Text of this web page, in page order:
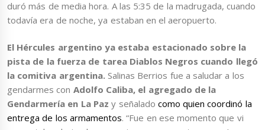
duró más de media hora. A las 5:35 de la madrugada, cuando
todavía era de noche, ya estaban en el aeropuerto.
El Hércules argentino ya estaba estacionado sobre la
pista de la fuerza de tarea Diablos Negros cuando llegó
la comitiva argentina. Salinas Berrios fue a saludar a los
gendarmes con Adolfo Caliba, el agregado de la
Gendarmería en La Paz y señalado como quien coordinó la
entrega de los armamentos. “Fue en ese momento que vi